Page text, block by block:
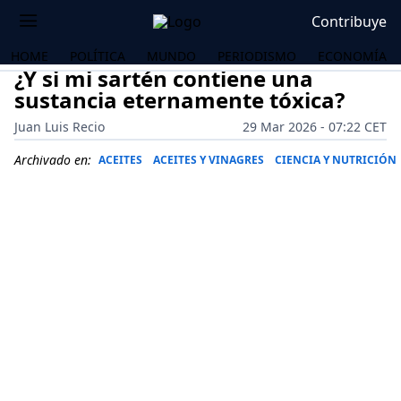
Contribuye
HOME POLÍTICA MUNDO PERIODISMO ECONOMÍA
¿Y si mi sartén contiene una
sustancia eternamente tóxica?
Juan Luis Recio
29 Mar 2026 - 07:22 CET
Archivado en: ACEITES ACEITES Y VINAGRES CIENCIA Y NUTRICIÓN